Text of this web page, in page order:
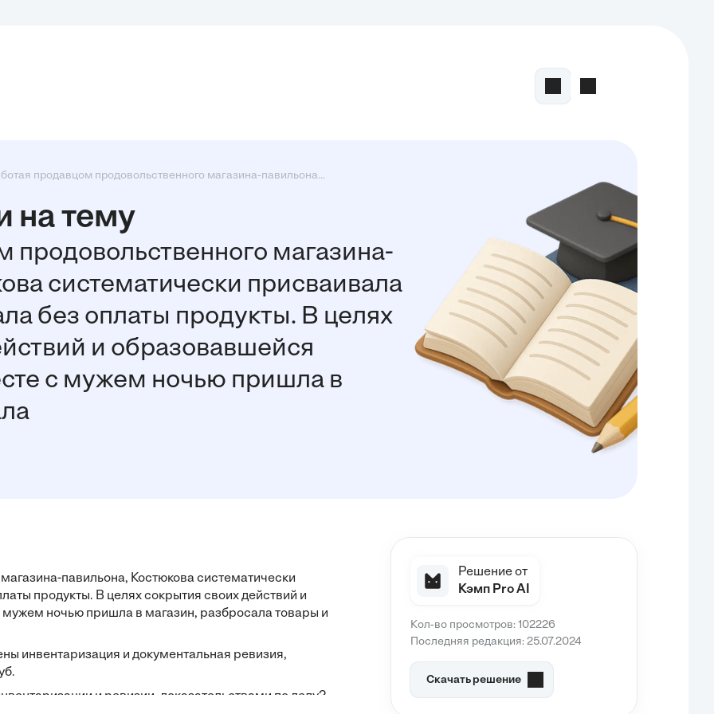
продавцом продовольственного магазина-павильона...
на тему
продовольственного магазина-
систематически присваивала
без оплаты продукты. В целях
и образовавшейся
с мужем ночью пришла в
павильона, Костюкова систематически
продукты. В целях сокрытия своих действий и
ночью пришла в магазин, разбросала товары и
инвентаризация и документальная ревизия,
и ревизии, доказательствами по делу?
Решение от
Кэмп Pro AI
Кол-во просмотров: 102226
Последняя редакция: 25.07.2024
Скачать решение